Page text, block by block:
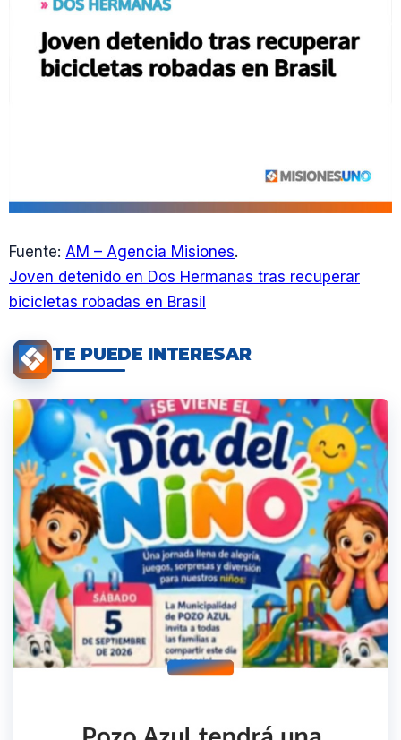
Fuente: AM – Agencia Misiones.
Joven detenido en Dos Hermanas tras recuperar
bicicletas robadas en Brasil
TE PUEDE INTERESAR